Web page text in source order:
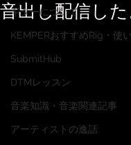
ギターについて
KEMPERおすすめRig・使
SubmitHub
DTMレッスン
音楽知識・音楽関連記事
アーティストの逸話
音出し配信した